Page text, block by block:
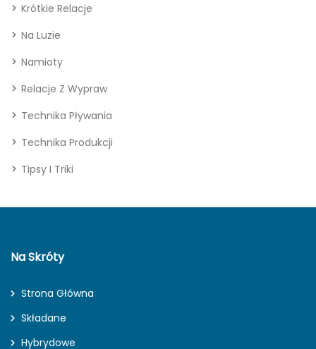
Krótkie Relacje
Na Luzie
Namioty
Relacje Z Wypraw
Technika Pływania
Technika Produkcji
Tipsy I Triki
Na Skróty
Strona Główna
Składane
Hybrydowe